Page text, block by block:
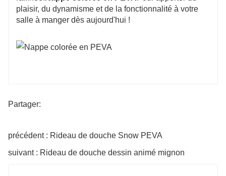
plaisir, du dynamisme et de la fonctionnalité à votre
salle à manger dès aujourd'hui !
Partager:
précédent : Rideau de douche Snow PEVA
suivant : Rideau de douche dessin animé mignon